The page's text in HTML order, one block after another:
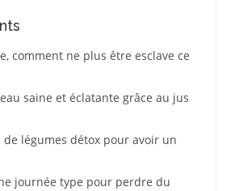
comment ne plus être esclave ce
saine et éclatante grâce au jus
de légumes détox pour avoir un
journée type pour perdre du